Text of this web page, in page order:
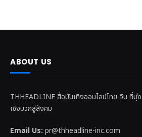
ABOUT US
THHEADLINE สื่อบันเทิงออนไลน์ไทย-จีน ที่มุ่
เชิงบวกสู่สังคม
Email Us: pr@thheadline-inc.com